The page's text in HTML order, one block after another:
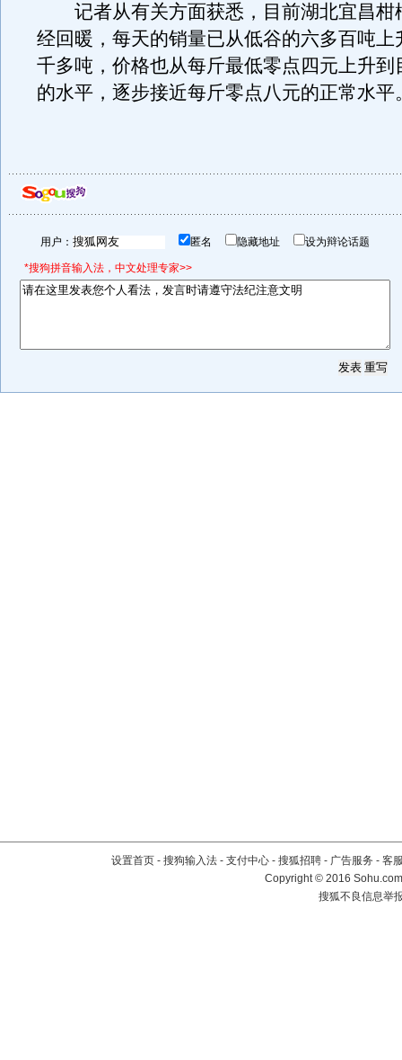
记者从有关方面获悉，目前湖北宜昌柑
经回暖，每天的销量已从低谷的六多百吨上
千多吨，价格也从每斤最低零点四元上升到
的水平，逐步接近每斤零点八元的正常水平
用户： 匿名 隐藏地址 设为辩论话题
*搜狗拼音输入法，中文处理专家>>
设置首页 - 搜狗输入法 - 支付中心 - 搜狐招聘 - 广告服务 - 客
Copyright©2016
搜狐不良信息举